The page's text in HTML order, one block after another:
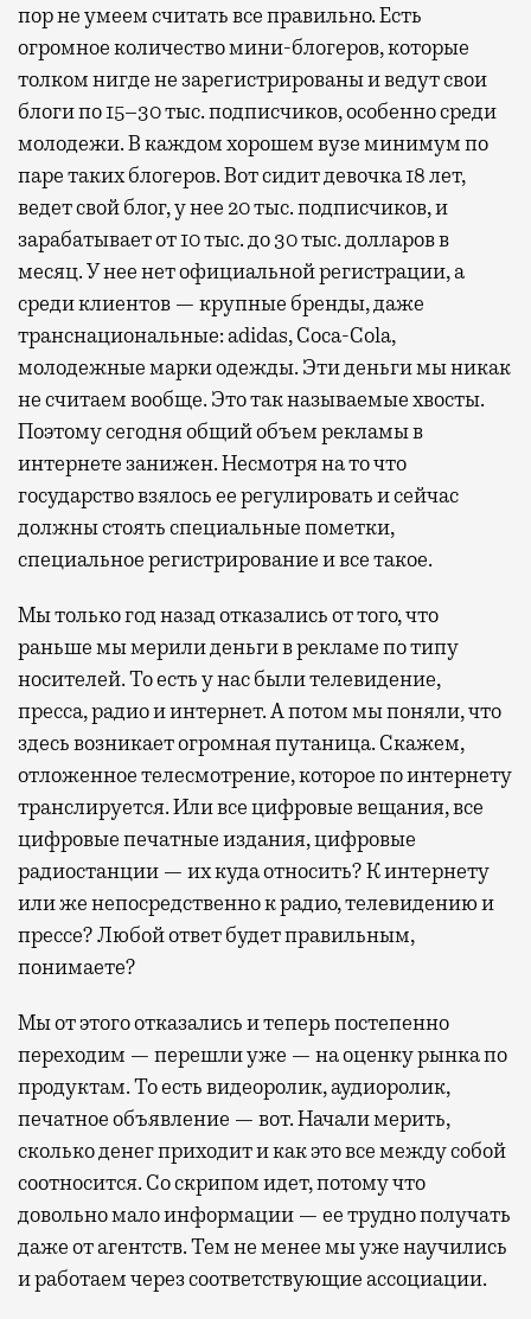
пор не умеем считать все правильно. Есть
огромное количество мини-блогеров, которые
толком нигде не зарегистрированы и ведут свои
блоги по 15–30 тыс. подписчиков, особенно среди
молодежи. В каждом хорошем вузе минимум по
паре таких блогеров. Вот сидит девочка 18 лет,
ведет свой блог, у нее 20 тыс. подписчиков, и
зарабатывает от 10 тыс. до 30 тыс. долларов в
месяц. У нее нет официальной регистрации, а
среди клиентов — крупные бренды, даже
транснациональные: adidas, Coca-Cola,
молодежные марки одежды. Эти деньги мы никак
не считаем вообще. Это так называемые хвосты.
Поэтому сегодня общий объем рекламы в
интернете занижен. Несмотря на то что
государство взялось ее регулировать и сейчас
должны стоять специальные пометки,
специальное регистрирование и все такое.
Мы только год назад отказались от того, что
раньше мы мерили деньги в рекламе по типу
носителей. То есть у нас были телевидение,
пресса, радио и интернет. А потом мы поняли, что
здесь возникает огромная путаница. Скажем,
отложенное телесмотрение, которое по интернету
транслируется. Или все цифровые вещания, все
цифровые печатные издания, цифровые
радиостанции — их куда относить? К интернету
или же непосредственно к радио, телевидению и
прессе? Любой ответ будет правильным,
понимаете?
Мы от этого отказались и теперь постепенно
переходим — перешли уже — на оценку рынка по
продуктам. То есть видеоролик, аудиоролик,
печатное объявление — вот. Начали мерить,
сколько денег приходит и как это все между собой
соотносится. Со скрипом идет, потому что
довольно мало информации — ее трудно получать
даже от агентств. Тем не менее мы уже научились
и работаем через соответствующие ассоциации.